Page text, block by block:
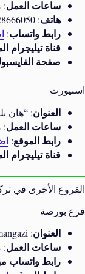
ساعات العمل: من
هاتف: 00905528666050
رابط واتساب:
قناة تيليجرام
صفحة
اسنيورت
العنوان: “هان بلس”،
ساعات العمل: من 9:00
رابط الموقع:
قناة تيليجرام
الفروع الأخرى في
فرع بورصة
العنوان: Osmangazi، بورصة.
ساعات العمل: من 10:00
رابط واتساب